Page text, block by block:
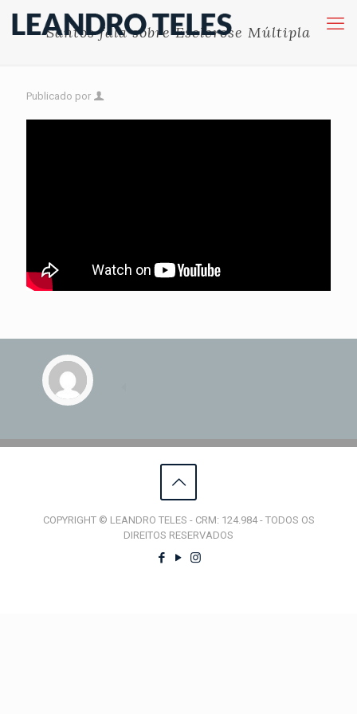
Santos fala sobre Esclerose Múltipla
Publicado por
COPYRIGHT © LEANDRO TELES - CRM: 124.984 - TODOS OS
DIREITOS RESERVADOS